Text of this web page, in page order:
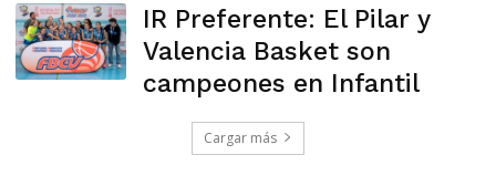
IR Preferente: El Pilar y
Valencia Basket son
campeones en Infantil
Cargar más